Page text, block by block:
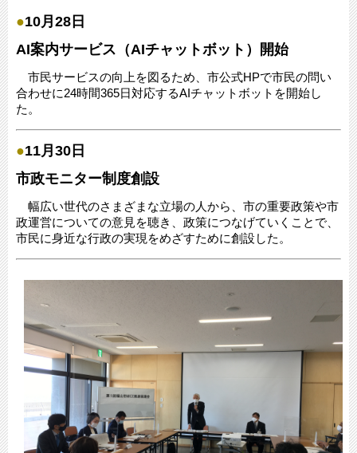
●10月28日
AI案内サービス（AIチャットボット）開始
市民サービスの向上を図るため、市公式HPで市民の問い
合わせに24時間365日対応するAIチャットボットを開始し
た。
●11月30日
市政モニター制度創設
幅広い世代のさまざまな立場の人から、市の重要政策や市
政運営についての意見を聴き、政策につなげていくことで、
市民に身近な行政の実現をめざすために創設した。